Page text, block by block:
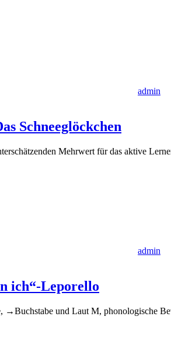
admin
Schneeglöckchen
Mehrwert für das aktive
admin
ich“-Leporello
und Laut M, phonologische